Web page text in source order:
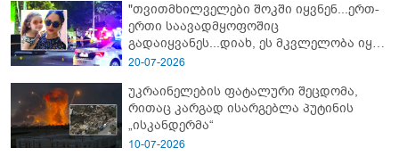
"თვითმხილველები შოკში იყვნენ...ერთ-
ერთი საავადმყოფოშიც
გადაიყვანეს...დიახ, ეს მკვლელობა იყო"
- გორში დატრიალებული ტრაგედიის
20-07-2026
უკრაინელების ფატალური შეცდომა,
რითაც კარგად ისარგებლა პუტინის
„ისკანდერმა“
10-07-2026